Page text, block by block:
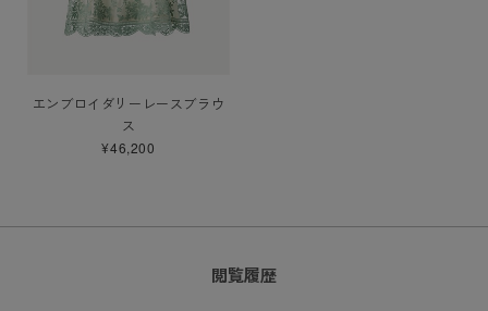
エンブロイダリーレースブラウ
ス
¥46,200
閲覧履歴